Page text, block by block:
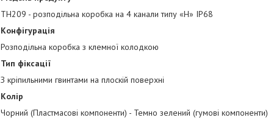
TH209 - розподільна коробка на 4 канали типу «H» IP68
Конфігурація
Розподільна коробка з клемної колодкою
Тип фіксації
З кріпильними гвинтами на плоскій поверхні
Колір
Чорний (Пластмасові компоненти) - Темно зелений (гумові компоненти)